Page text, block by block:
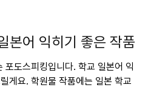
본어 익히기 좋은 작품
포도스피킹입니다. 학교 일본어 익
게요. 학원물 작품에는 일본 학교